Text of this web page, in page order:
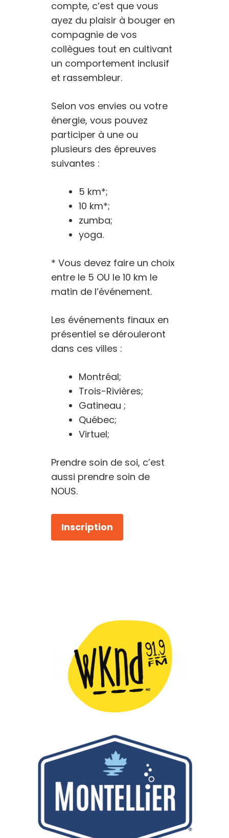
compte, c’est que vous
ayez du plaisir à bouger en
compagnie de vos
collègues tout en cultivant
un comportement inclusif
et rassembleur.
Selon vos envies ou votre
énergie, vous pouvez
participer à une ou
plusieurs des épreuves
suivantes :
5 km*;
10 km*;
zumba;
yoga.
* Vous devez faire un choix
entre le 5 OU le 10 km le
matin de l’événement.
Les événements finaux en
présentiel se dérouleront
dans ces villes :
Montréal;
Trois-Rivières;
Gatineau ;
Québec;
Virtuel;
Prendre soin de soi, c’est
aussi prendre soin de
NOUS.
Inscription